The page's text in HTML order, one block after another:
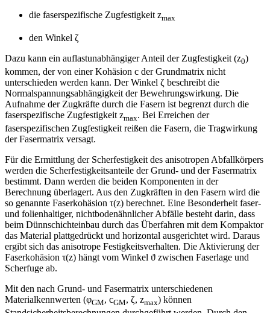
die faserspezifische Zugfestigkeit zmax
den Winkel ζ
Dazu kann ein auflastunabhängiger Anteil der Zugfestigkeit (z0)
kommen, der von einer Kohäsion c der Grundmatrix nicht
unterschieden werden kann. Der Winkel ζ beschreibt die
Normalspannungsabhängigkeit der Bewehrungswirkung. Die
Aufnahme der Zugkräfte durch die Fasern ist begrenzt durch die
faserspezifische Zugfestigkeit zmax. Bei Erreichen der
faserspezifischen Zugfestigkeit reißen die Fasern, die Tragwirkung
der Fasermatrix versagt.
Für die Ermittlung der Scherfestigkeit des anisotropen Abfallkörpers
werden die Scherfestigkeitsanteile der Grund- und der Fasermatrix
bestimmt. Dann werden die beiden Komponenten in der
Berechnung überlagert. Aus den Zugkräften in den Fasern wird die
so genannte Faserkohäsion τ(z) berechnet. Eine Besonderheit faser-
und folienhaltiger, nichtbodenähnlicher Abfälle besteht darin, dass
beim Dünnschichteinbau durch das Überfahren mit dem Kompaktor
das Material plattgedrückt und horizontal ausgerichtet wird. Daraus
ergibt sich das anisotrope Festigkeitsverhalten. Die Aktivierung der
Faserkohäsion τ(z) hängt vom Winkel ϑ zwischen Faserlage und
Scherfuge ab.
Mit den nach Grund- und Fasermatrix unterschiedenen
Materialkennwerten (φGM, cGM, ζ, zmax) können